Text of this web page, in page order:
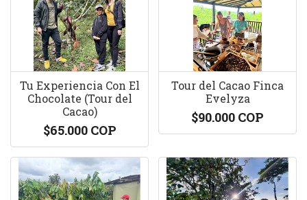
Tu Experiencia Con El
Chocolate (Tour del
Cacao)
$65.000 COP
Tour del Cacao Finca
Evelyza
$90.000 COP